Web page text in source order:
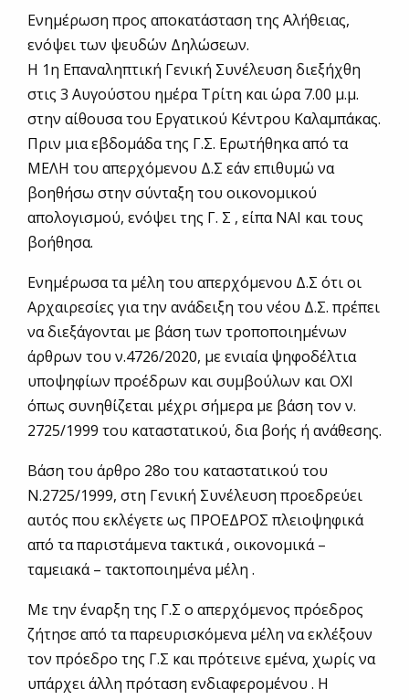
Ενημέρωση προς αποκατάσταση της Αλήθειας,
ενόψει των ψευδών Δηλώσεων.
Η 1η Επαναληπτική Γενική Συνέλευση διεξήχθη
στις 3 Αυγούστου ημέρα Τρίτη και ώρα 7.00 μ.μ.
στην αίθουσα του Εργατικού Κέντρου Καλαμπάκας.
Πριν μια εβδομάδα της Γ.Σ. Ερωτήθηκα από τα
ΜΕΛΗ του απερχόμενου Δ.Σ εάν επιθυμώ να
βοηθήσω στην σύνταξη του οικονομικού
απολογισμού, ενόψει της Γ. Σ , είπα ΝΑΙ και τους
βοήθησα.
Ενημέρωσα τα μέλη του απερχόμενου Δ.Σ ότι οι
Αρχαιρεσίες για την ανάδειξη του νέου Δ.Σ. πρέπει
να διεξάγονται με βάση των τροποποιημένων
άρθρων του ν.4726/2020, με ενιαία ψηφοδέλτια
υποψηφίων προέδρων και συμβούλων και ΟΧΙ
όπως συνηθίζεται μέχρι σήμερα με βάση τον ν.
2725/1999 του καταστατικού, δια βοής ή ανάθεσης.
Βάση του άρθρο 28ο του καταστατικού του
Ν.2725/1999, στη Γενική Συνέλευση προεδρεύει
αυτός που εκλέγετε ως ΠΡΟΕΔΡΟΣ πλειοψηφικά
από τα παριστάμενα τακτικά , οικονομικά –
ταμειακά – τακτοποιημένα μέλη .
Με την έναρξη της Γ.Σ ο απερχόμενος πρόεδρος
ζήτησε από τα παρευρισκόμενα μέλη να εκλέξουν
τον πρόεδρο της Γ.Σ και πρότεινε εμένα, χωρίς να
υπάρχει άλλη πρόταση ενδιαφερομένου . Η